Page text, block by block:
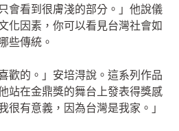
會看到很膚淺的部分。」他說儀
化因素，你可以看見台灣社會如
些傳統。
歡的。」安培淂說。這系列作品
站在金鼎獎的舞台上發表得獎感
有意義，因為台灣是我家。」